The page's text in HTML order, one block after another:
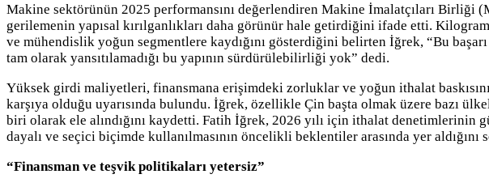
Makine sektörünün 2025 performansını değerlendiren Makine İmalatçıları Birliği
gerilemenin yapısal kırılganlıkları daha görünür hale getirdiğini ifade etti.
ve mühendislik yoğun segmentlere kaydığını gösterdiğini belirten İğrek, “Bu
tam olarak yansıtılamadığı bu yapının sürdürülebilirliği yok” dedi.
Yüksek girdi maliyetleri, finansmana erişimdeki zorluklar ve yoğun ithalat
karşıya olduğu uyarısında bulundu. İğrek, özellikle Çin başta olmak üzere bazı
biri olarak ele alındığını kaydetti. Fatih İğrek, 2026 yılı için ithalat
dayalı ve seçici biçimde kullanılmasının öncelikli beklentiler arasında yer aldığını
“Finansman ve teşvik politikaları yetersiz”